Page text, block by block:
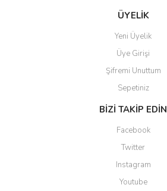
ÜYELİK
Yeni Üyelik
Üye Girişi
Şifremi Unuttum
Sepetiniz
BİZİ TAKİP EDİN
Facebook
Twitter
Instagram
Youtube